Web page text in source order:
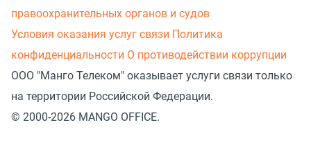
правоохранительных органов и судов
Условия оказания услуг связи Политика
конфиденциальности О противодействии коррупции
ООО "Манго Телеком" оказывает услуги связи только
на территории Российской Федерации.
© 2000-2026 MANGO OFFICE.